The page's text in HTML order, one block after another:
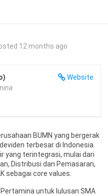
12 months ago
Website
BUMN yang bergerak
terbesar di Indonesia.
yang terintegrasi, mulai dari
Distribusi dan Pemasaran,
sebagai core values.
untuk lulusan SMA